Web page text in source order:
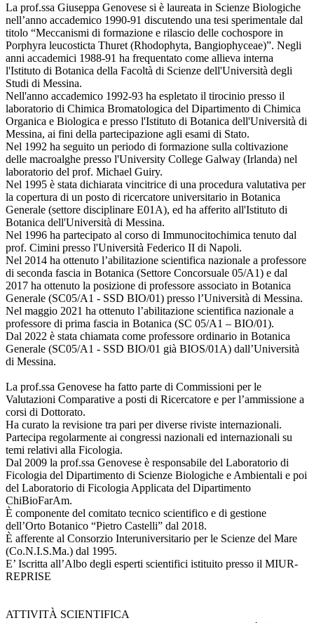
La prof.ssa Giuseppa Genovese si è laureata in Scienze Biologiche
nell’anno accademico 1990-91 discutendo una tesi sperimentale dal
titolo “Meccanismi di formazione e rilascio delle cochospore in
Porphyra leucosticta Thuret (Rhodophyta, Bangiophyceae)”. Negli
anni accademici 1988-91 ha frequentato come allieva interna
l'Istituto di Botanica della Facoltà di Scienze dell'Università degli
Studi di Messina.
Nell'anno accademico 1992-93 ha espletato il tirocinio presso il
laboratorio di Chimica Bromatologica del Dipartimento di Chimica
Organica e Biologica e presso l'Istituto di Botanica dell'Università di
Messina, ai fini della partecipazione agli esami di Stato.
Nel 1992 ha seguito un periodo di formazione sulla coltivazione
delle macroalghe presso l'University College Galway (Irlanda) nel
laboratorio del prof. Michael Guiry.
Nel 1995 è stata dichiarata vincitrice di una procedura valutativa per
la copertura di un posto di ricercatore universitario in Botanica
Generale (settore disciplinare E01A), ed ha afferito all'Istituto di
Botanica dell'Università di Messina.
Nel 1996 ha partecipato al corso di Immunocitochimica tenuto dal
prof. Cimini presso l'Università Federico II di Napoli.
Nel 2014 ha ottenuto l’abilitazione scientifica nazionale a professore
di seconda fascia in Botanica (Settore Concorsuale 05/A1) e dal
2017 ha ottenuto la posizione di professore associato in Botanica
Generale (SC05/A1 - SSD BIO/01) presso l’Università di Messina.
Nel maggio 2021 ha ottenuto l’abilitazione scientifica nazionale a
professore di prima fascia in Botanica (SC 05/A1 – BIO/01).
Dal 2022 è stata chiamata come professore ordinario in Botanica
Generale (SC05/A1 - SSD BIO/01 già BIOS/01A) dall’Università
di Messina.
La prof.ssa Genovese ha fatto parte di Commissioni per le
Valutazioni Comparative a posti di Ricercatore e per l’ammissione a
corsi di Dottorato.
Ha curato la revisione tra pari per diverse riviste internazionali.
Partecipa regolarmente ai congressi nazionali ed internazionali su
temi relativi alla Ficologia.
Dal 2009 la prof.ssa Genovese è responsabile del Laboratorio di
Ficologia del Dipartimento di Scienze Biologiche e Ambientali e poi
del Laboratorio di Ficologia Applicata del Dipartimento
ChiBioFarAm.
È componente del comitato tecnico scientifico e di gestione
dell’Orto Botanico “Pietro Castelli” dal 2018.
È afferente al Consorzio Interuniversitario per le Scienze del Mare
(Co.N.I.S.Ma.) dal 1995.
E’ Iscritta all’Albo degli esperti scientifici istituito presso il MIUR-
REPRISE
ATTIVITÀ SCIENTIFICA